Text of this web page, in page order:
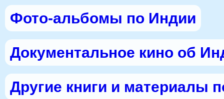
Фото-альбомы по Индии
Документальное кино об
Другие книги и материалы